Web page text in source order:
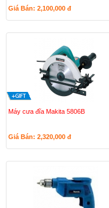
Giá Bán: 2,100,000 đ
Máy cưa đĩa Makita 5806B
Giá Bán: 2,320,000 đ